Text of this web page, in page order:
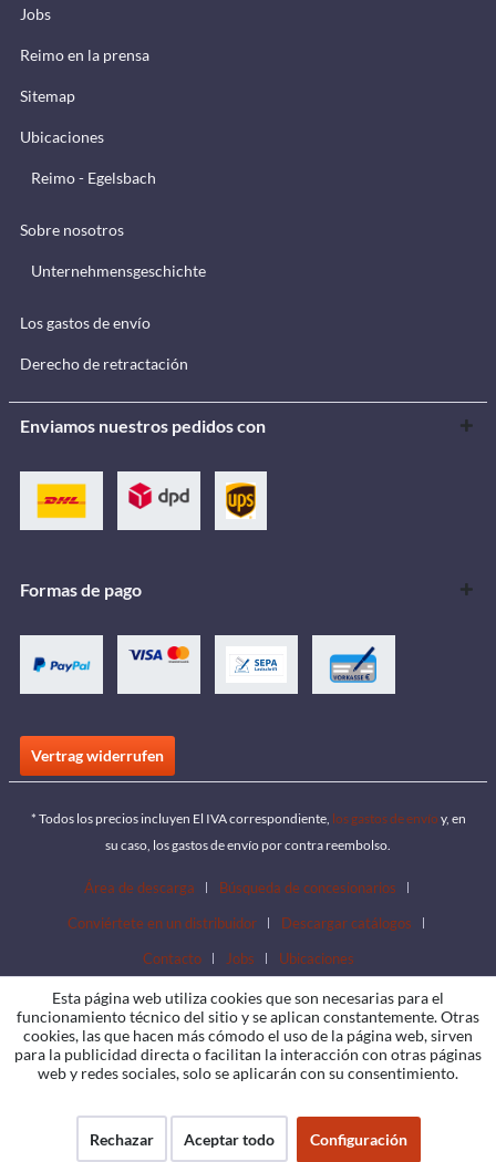
Jobs
Reimo en la prensa
Sitemap
Ubicaciones
Reimo - Egelsbach
Sobre nosotros
Unternehmensgeschichte
Los gastos de envío
Derecho de retractación
Enviamos nuestros pedidos con
Formas de pago
Vertrag widerrufen
* Todos los precios incluyen El IVA correspondiente, los gastos de envío y, en
su caso, los gastos de envío por contra reembolso.
Área de descarga
Búsqueda de concesionarios
Conviértete en un distribuidor
Descargar catálogos
Contacto
Jobs Ubicaciones
Esta página web utiliza cookies que son necesarias para el
funcionamiento técnico del sitio y se aplican constantemente. Otras
cookies, las que hacen más cómodo el uso de la página web, sirven
para la publicidad directa o facilitan la interacción con otras páginas
web y redes sociales, solo se aplicarán con su consentimiento.
Rechazar Aceptar todo Configuración